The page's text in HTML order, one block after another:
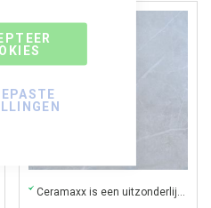
8% korting
Ceramaxx is een uitzonderlijke keramische tegel van hoge kwaliteit